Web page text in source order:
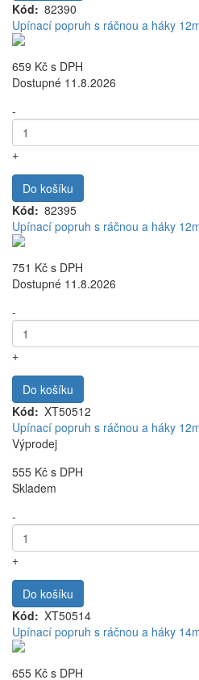
Kód
82390
Upínací popruh s ráčnou a háky
659 Kč s DPH
Dostupné 11.8.2026
-
+
Do košíku
Kód
82395
Upínací popruh s ráčnou a háky
751 Kč s DPH
Dostupné 11.8.2026
-
+
Do košíku
Kód
XT50512
Upínací popruh s ráčnou a háky
Výprodej
555 Kč s DPH
Skladem
-
+
Do košíku
Kód
XT50514
Upínací popruh s ráčnou a háky
655 Kč s DPH